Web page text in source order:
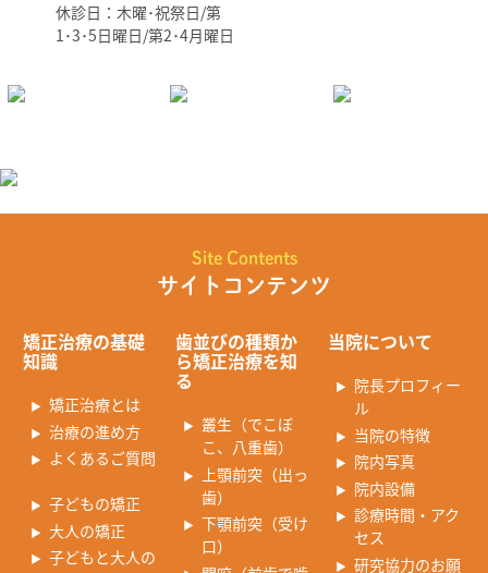
休診日：木曜･祝祭日/第
1･3･5日曜日/第2･4月曜日
Site Contents
サイトコンテンツ
矯正治療の基礎
知識
矯正治療とは
治療の進め方
よくあるご質問
子どもの矯正
大人の矯正
子どもと大人の
歯並びの種類か
ら矯正治療を知
る
叢生（でこぼ
こ、八重歯）
上顎前突（出っ
歯）
下顎前突（受け
口）
当院について
院長プロフィー
ル
当院の特徴
院内写真
院内設備
診療時間・アク
セス
研究協力のお願